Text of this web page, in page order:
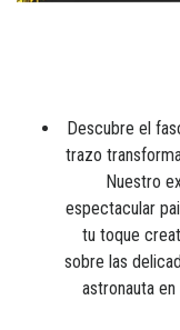
Descubre el
trazo
Nuestro
espectacular
tu toque
sobre las
astronauta